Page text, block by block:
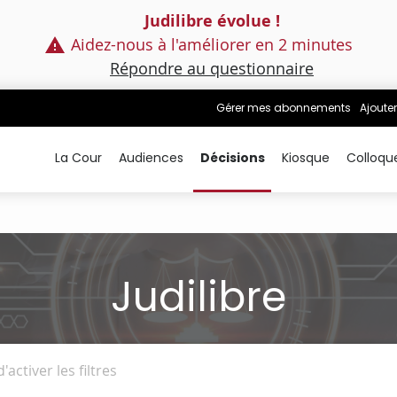
Judilibre évolue !
Aidez-nous à l'améliorer en 2 minutes
Répondre au questionnaire
Gérer mes abonnements
La Cour Audiences Décisions Kiosque
Judilibre